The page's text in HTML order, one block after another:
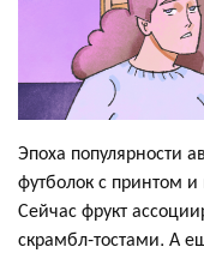
Эпоха популярности
футболок с принтом
Сейчас фрукт
скрамбл-тостами. А